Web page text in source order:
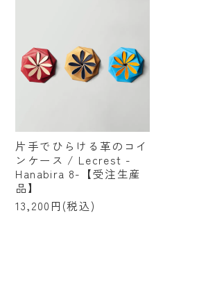
片手でひらける革のコイ
ンケース / Lecrest -
Hanabira 8-【受注生産
品】
13,200円(税込)